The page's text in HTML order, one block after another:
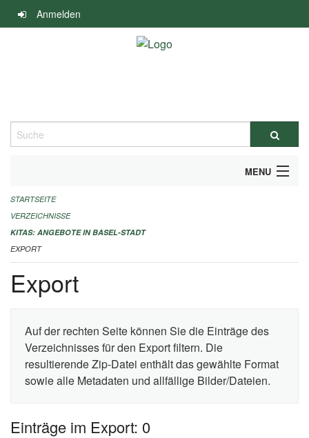
Navigation
überspringen
Anmelden
Suche
MENU
ALLGEMEINE INFORMATIONEN
IMPRESSUM
STARTSEITE
VERZEICHNISSE
KITAS: ANGEBOTE IN BASEL-STADT
EXPORT
Export
Auf der rechten Seite können Sie die Einträge des
Verzeichnisses für den Export filtern. Die
resultierende Zip-Datei enthält das gewählte Format
sowie alle Metadaten und allfällige Bilder/Dateien.
Einträge im Export: 0